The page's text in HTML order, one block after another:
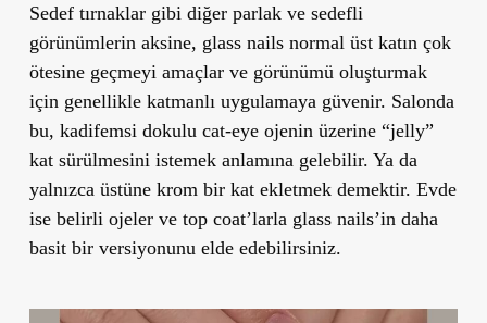
Sedef tırnaklar gibi diğer parlak ve sedefli
görünümlerin aksine, glass nails normal üst katın çok
ötesine geçmeyi amaçlar ve görünümü oluşturmak
için genellikle katmanlı uygulamaya güvenir. Salonda
bu, kadifemsi dokulu cat-eye ojenin üzerine “jelly”
kat sürülmesini istemek anlamına gelebilir. Ya da
yalnızca üstüne krom bir kat ekletmek demektir. Evde
ise belirli ojeler ve top coat’larla glass nails’in daha
basit bir versiyonunu elde edebilirsiniz.